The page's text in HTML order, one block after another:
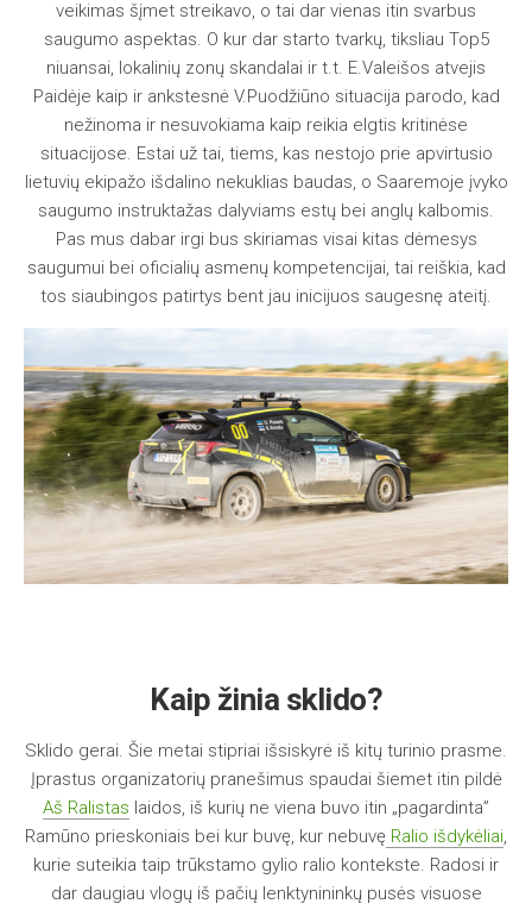
veikimas šįmet streikavo, o tai dar vienas itin svarbus
saugumo aspektas. O kur dar starto tvarkų, tiksliau Top5
niuansai, lokalinių zonų skandalai ir t.t. E.Valeišos atvejis
Paidėje kaip ir ankstesnė V.Puodžiūno situacija parodo, kad
nežinoma ir nesuvokiama kaip reikia elgtis kritinėse
situacijose. Estai už tai, tiems, kas nestojo prie apvirtusio
lietuvių ekipažo išdalino nekuklias baudas, o Saaremoje įvyko
saugumo instruktažas dalyviams estų bei anglų kalbomis.
Pas mus dabar irgi bus skiriamas visai kitas dėmesys
saugumui bei oficialių asmenų kompetencijai, tai reiškia, kad
tos siaubingos patirtys bent jau inicijuos saugesnę ateitį.
Kaip žinia sklido?
Sklido gerai. Šie metai stipriai išsiskyrė iš kitų turinio prasme.
Įprastus organizatorių pranešimus spaudai šiemet itin pildė
Aš Ralistas laidos, iš kurių ne viena buvo itin „pagardinta”
Ramūno prieskoniais bei kur buvę, kur nebuvę Ralio išdykėliai,
kurie suteikia taip trūkstamo gylio ralio kontekste. Radosi ir
dar daugiau vlogų iš pačių lenktynininkų pusės visuose